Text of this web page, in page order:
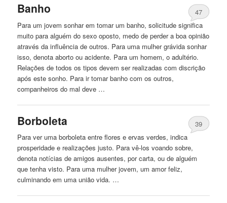
Banho
47
Para um jovem sonhar em tomar um banho, solicitude significa
muito para alguém do sexo oposto, medo de perder a boa opinião
através da influência de outros. Para uma mulher grávida sonhar
isso, denota aborto ou acidente. Para um homem, o adultério.
Relações de todos os tipos devem ser realizadas com discrição
após este sonho. Para ir tomar banho com os outros,
companheiros do mal deve …
Borboleta
39
Para ver uma borboleta entre flores e ervas verdes, indica
prosperidade e realizações justo. Para vê-los voando sobre,
denota notícias de amigos ausentes, por carta, ou de alguém
que tenha visto. Para uma mulher jovem, um amor feliz,
culminando em uma união vida. …